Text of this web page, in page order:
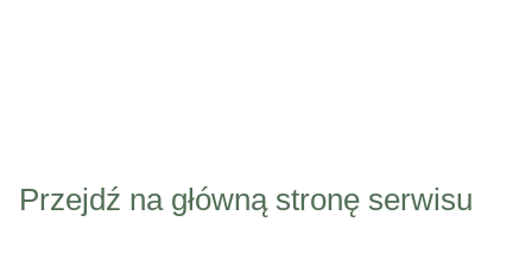
Przejdź na główną stronę serwisu